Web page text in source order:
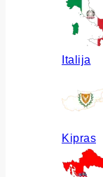
Italija
Kipras